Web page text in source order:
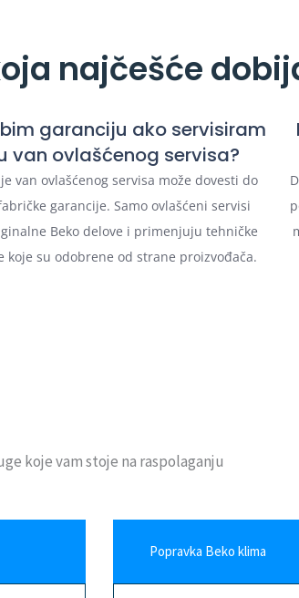
najčešće
garanciju ako servisiram
van ovlašćenog servisa?
van ovlašćenog servisa može dovesti do
garancije. Samo ovlašćeni servisi
Beko delove i primenjuju tehničke
koje su odobrene od strane proizvođača.
koje vam stoje na raspolaganju
Popravka Beko klima